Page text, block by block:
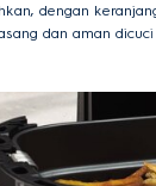
dengan
dan aman